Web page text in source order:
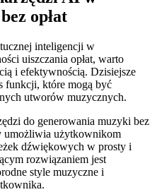
opłat
inteligencji w
uiszczania opłat, warto
i efektywnością. Dzisiejsze
funkcji, które mogą być
utworów muzycznych.
do generowania muzyki bez
umożliwia użytkownikom
dźwiękowych w prosty i
rozwiązaniem jest
style muzyczne i